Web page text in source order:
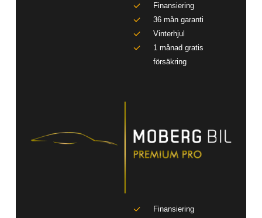
Finansiering
36 mån garanti
Vinterhjul
1 månad gratis
försäkring
Finansiering